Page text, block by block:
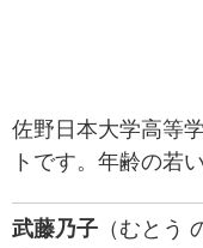
佐野日本大学高等
トです。年齢の若
武藤乃子 （むとう